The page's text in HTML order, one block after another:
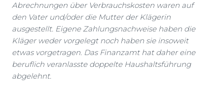
Abrechnungen über Verbrauchskosten waren auf
den Vater und/oder die Mutter der Klägerin
ausgestellt. Eigene Zahlungsnachweise haben die
Kläger weder vorgelegt noch haben sie insoweit
etwas vorgetragen. Das Finanzamt hat daher eine
beruflich veranlasste doppelte Haushaltsführung
abgelehnt.